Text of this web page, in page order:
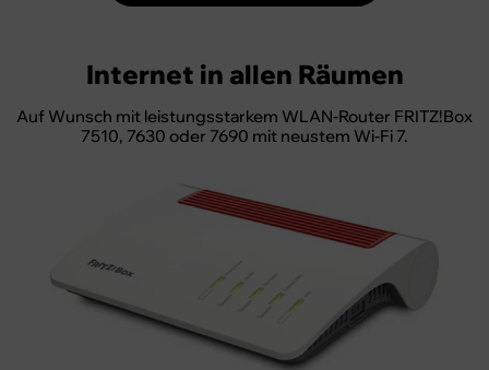
Internet in allen Räumen
Auf Wunsch mit leistungsstarkem WLAN-Router FRITZ!Box
7510, 7630 oder 7690 mit neustem Wi-Fi 7.